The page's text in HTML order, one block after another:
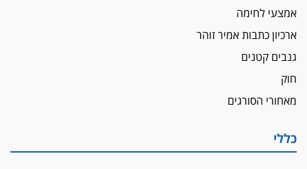
אמצעי לחימה
ארכיון כתבות אמיר זוהר
גנבים קטנים
חוק
מאחורי הסורגים
כללי